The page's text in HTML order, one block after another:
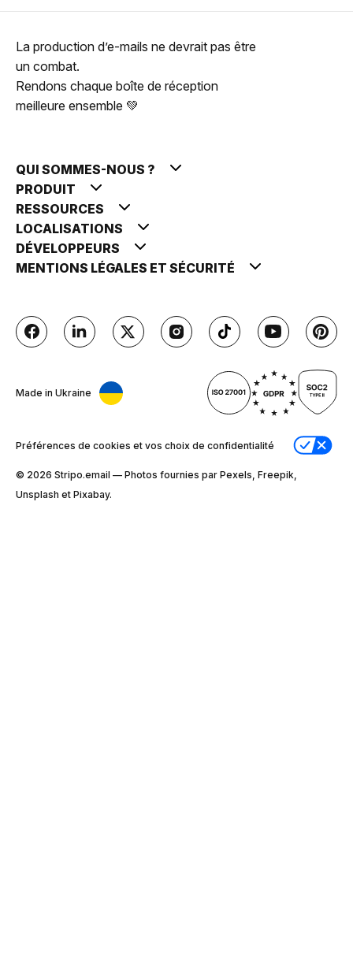
La production d’e-mails ne devrait pas être
un combat.
Rendons chaque boîte de réception
meilleure ensemble 💚
QUI SOMMES-NOUS ?
PRODUIT
RESSOURCES
LOCALISATIONS
DÉVELOPPEURS
MENTIONS LÉGALES ET SÉCURITÉ
Made in Ukraine
Préférences de cookies et vos choix de confidentialité
© 2026 Stripо.email — Photos fournies par Pexels, Freepik,
Unsplash et Pixabay.